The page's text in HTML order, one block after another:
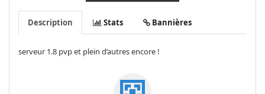
Description Stats Bannières
serveur 1.8 pvp et plein d’autres encore !